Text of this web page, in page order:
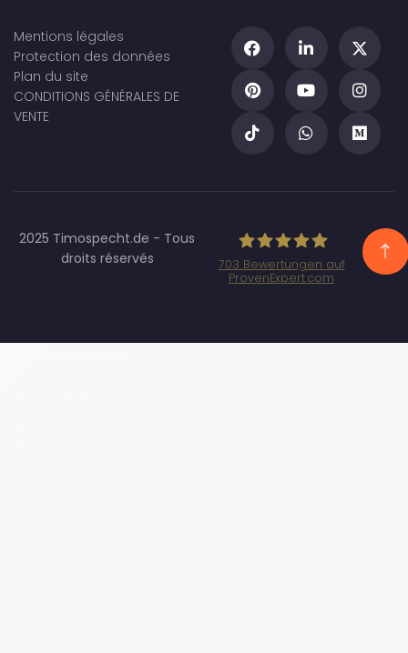
Mentions légales
Protection des données
Plan du site
CONDITIONS GÉNÉRALES DE
VENTE
2025 Timospecht.de - Tous
droits réservés
GmbH - SEO/SEA
703 Bewertungen auf
ProvenExpert.com